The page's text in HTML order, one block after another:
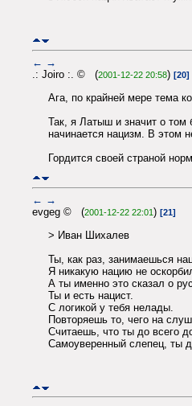
← →
.: Joiro :. © (2001-12-22 20:58) [20]
Ага, по крайней мере тема
Так, я Латыш и значит о том
начинается нацизм. В этом
Гордится своей страной
← →
evgeg © (2001-12-22 22:01) [21]
> Иван Шихалев
Ты, как раз, занимаешься
Я никакую нацию не
А ты именно это сказал о
Ты и есть нацист.
С логикой у тебя нелады.
Повторяешь то, чего на
Считаешь, что ты до всего
Самоуверенный слепец, ты